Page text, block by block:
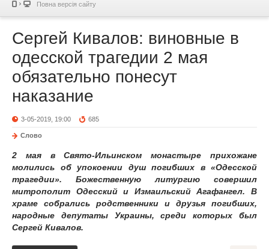
Повна версія сайту
Сергей Кивалов: виновные в
одесской трагедии 2 мая
обязательно понесут
наказание
3-05-2019, 19:00 685
Слово
2 мая в Свято-Ильинском монастыре прихожане
молились об упокоении душ погибших в «Одесской
трагедии». Божественную литургию совершил
митрополит Одесский и Измаильский Агафангел. В
храме собрались родственники и друзья погибших,
народные депутаты Украины, среди которых был
Сергей Кивалов.